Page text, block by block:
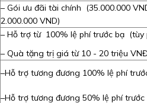
– Gói ưu đãi tài chính (35.000.000
2.000.000 VND)
– Hỗ trợ từ 100% lệ phí trước bạ (tùy
– Quà tặng trị giá từ 10 - 20 triệu
–Hỗ trợ tương đương 100% lệ phí
–Hỗ trợ tương đương 50% lệ phí